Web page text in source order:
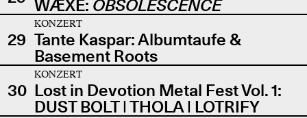
WÆXE: OBSOLESCENCE
29
KONZERT
Tante Kaspar: Albumtaufe &
Basement Roots
30
KONZERT
Lost in Devotion Metal Fest Vol. 1:
DUST BOLT | THOLA | LOTRIFY